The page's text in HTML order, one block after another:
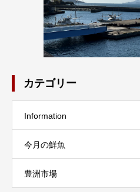
カテゴリー
Information
今月の鮮魚
豊洲市場